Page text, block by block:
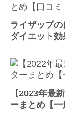
ライザップ
ダイエット効
【2023年最
ーまとめ【一